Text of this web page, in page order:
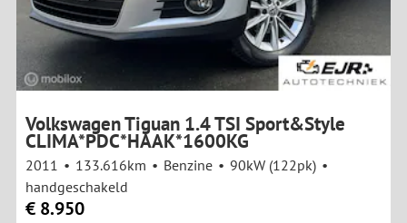
Volkswagen Tiguan 1.4 TSI Sport&Style
CLIMA*PDC*HAAK*1600KG
2011 133.616km Benzine
90kW (122pk)
handgeschakeld
€ 8.950